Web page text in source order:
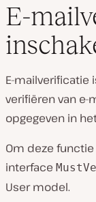
E-
E-mailverificatie
verifiëren van
opgegeven in
Om deze
interface
User model.